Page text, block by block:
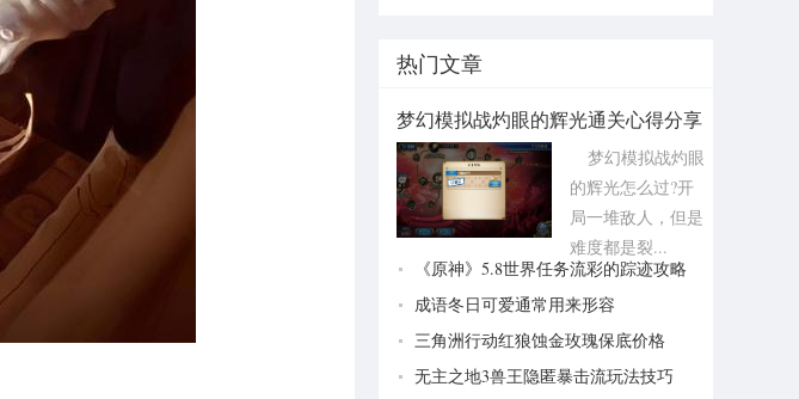
vv1.1
热门文章
梦幻模拟战灼眼的辉光通关心得分享
梦幻模拟战灼眼
的辉光怎么过?开
局一堆敌人，但是
难度都是裂...
《原神》5.8世界任务流彩的踪迹攻略
成语冬日可爱通常用来形容
三角洲行动红狼蚀金玫瑰保底价格
无主之地3兽王隐匿暴击流玩法技巧